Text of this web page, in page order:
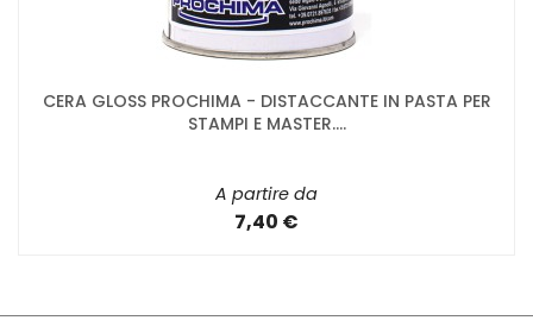
CERA GLOSS PROCHIMA - DISTACCANTE IN PASTA PER
STAMPI E MASTER....
A partire da
7,40 €